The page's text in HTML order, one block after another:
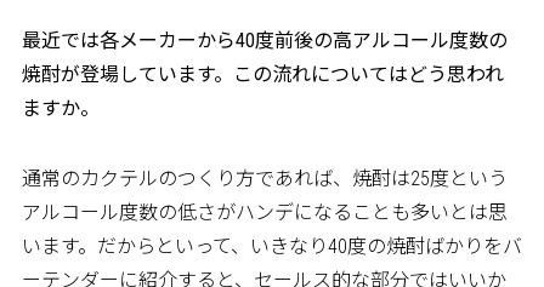
――最近では各メーカーから40度前後の高アルコール度数の
焼酎が登場しています。この流れについてはどう思われ
ますか。
通常のカクテルのつくり方であれば、焼酎は25度という
アルコール度数の低さがハンデになることも多いとは思
います。だからといって、いきなり40度の焼酎ばかりをバ
ーテンダーに紹介すると、セールス的な部分ではいいか